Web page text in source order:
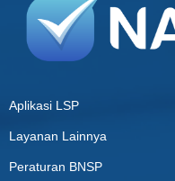
Aplikasi LSP
Layanan Lainnya
Peraturan BNSP